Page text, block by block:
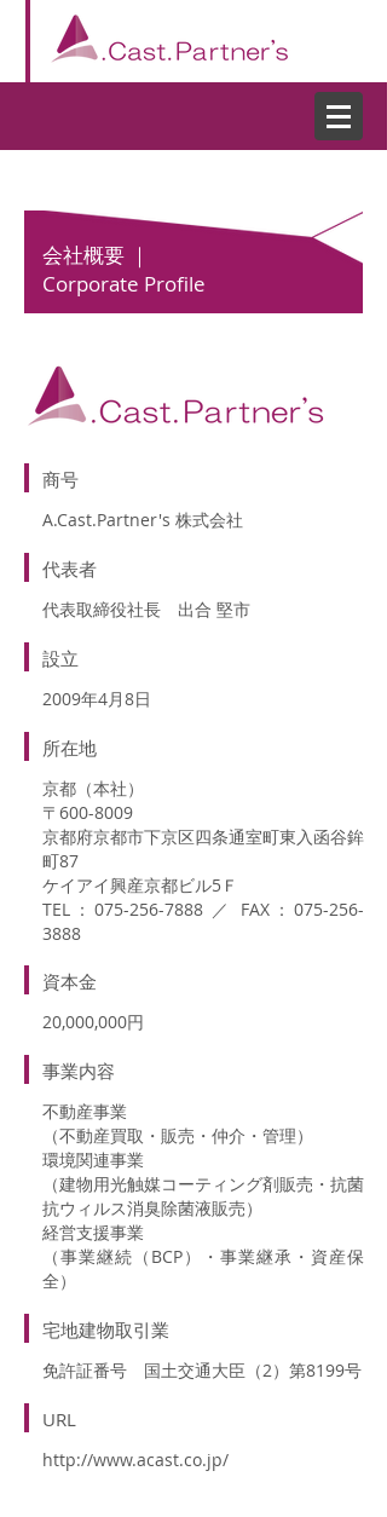
会社概要 ｜
Corporate Profile
​商号
A.Cast.Partner's 株式会社
代表者
代表取締役社長 出合 堅市
設立
2009年4月8日
所在地
京都（本社）
〒600-8009
京都府京都市下京区四条通室町東入函谷鉾
町87
ケイアイ興産京都ビル5Ｆ
TEL：075-256-7888 ／ FAX：075-256-
3888
資本金
20,000,000円
事業内容
不動産事業
（不動産買取・販売・仲介・管理）
環境関連事業
（建物用光触媒コーティング剤販売・抗菌
抗ウィルス消臭除菌液販売）
経営支援事業
（事業継続（BCP）・事業継承・資産保
全）
宅地建物取引業
免許証番号 国土交通大臣（2）第8199号
URL
http://www.acast.co.jp/